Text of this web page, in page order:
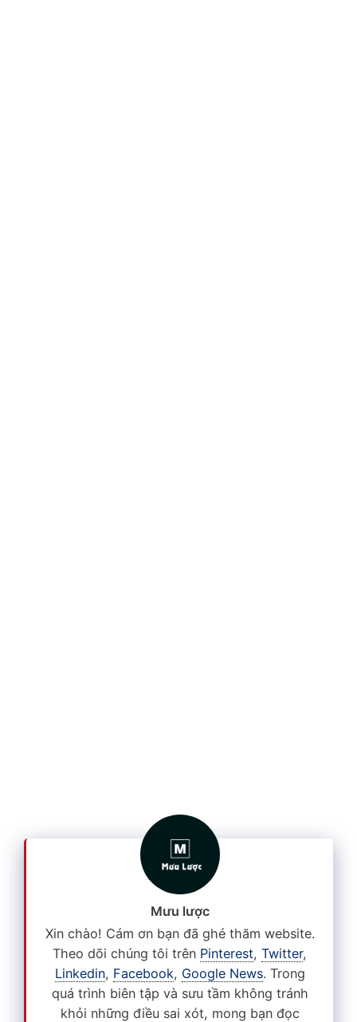
Mưu lược
Xin chào! Cám ơn bạn đã ghé thăm website.
Theo dõi chúng tôi trên Pinterest, Twitter,
Linkedin, Facebook, Google News. Trong
quá trình biên tập và sưu tầm không tránh
khỏi những điều sai xót, mong bạn đọc